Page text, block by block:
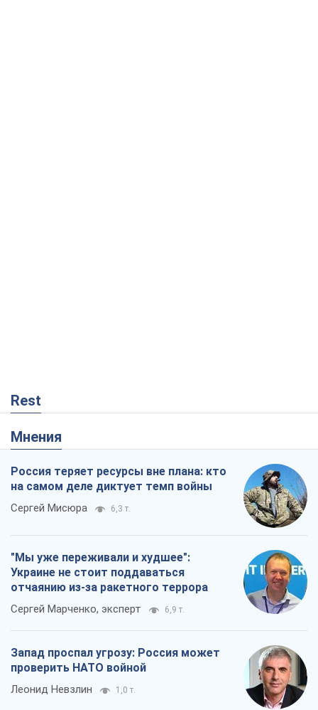
Rest
Мнения
Россия теряет ресурсы вне плана: кто
на самом деле диктует темп войны
Сергей Мисюра 6,3 т.
"Мы уже переживали и худшее":
Украине не стоит поддаваться
отчаянию из-за ракетного террора
Сергей Марченко, эксперт 6,9 т.
Запад проспал угрозу: Россия может
проверить НАТО войной
Леонид Невзлин 1,0 т.